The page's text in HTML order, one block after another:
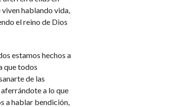
hablando vida,
el reino de Dios
estamos hechos a
que todos
de las
a lo que
a hablar bendición,